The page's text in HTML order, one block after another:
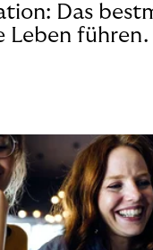
Das
Leben führen.